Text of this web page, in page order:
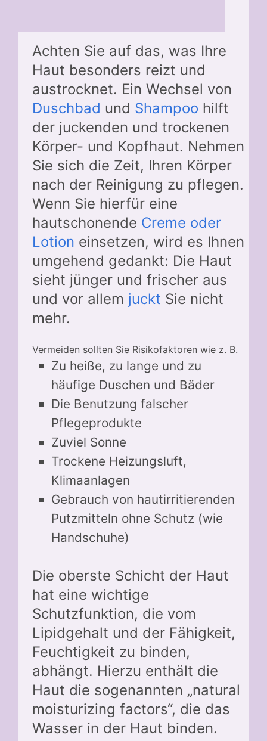
Achten Sie auf das, was Ihre
Haut besonders reizt und
austrocknet. Ein Wechsel von
Duschbad und Shampoo hilft
der juckenden und trockenen
Körper- und Kopfhaut. Nehmen
Sie sich die Zeit, Ihren Körper
nach der Reinigung zu pflegen.
Wenn Sie hierfür eine
hautschonende Creme oder
Lotion einsetzen, wird es Ihnen
umgehend gedankt: Die Haut
sieht jünger und frischer aus
und vor allem juckt Sie nicht
mehr.
Vermeiden sollten Sie Risikofaktoren wie z. B.
Zu heiße, zu lange und zu
häufige Duschen und Bäder
Die Benutzung falscher
Pflegeprodukte
Zuviel Sonne
Trockene Heizungsluft,
Klimaanlagen
Gebrauch von hautirritierenden
Putzmitteln ohne Schutz (wie
Handschuhe)
Die oberste Schicht der Haut
hat eine wichtige
Schutzfunktion, die vom
Lipidgehalt und der Fähigkeit,
Feuchtigkeit zu binden,
abhängt. Hierzu enthält die
Haut die sogenannten „natural
moisturizing factors“, die das
Wasser in der Haut binden.